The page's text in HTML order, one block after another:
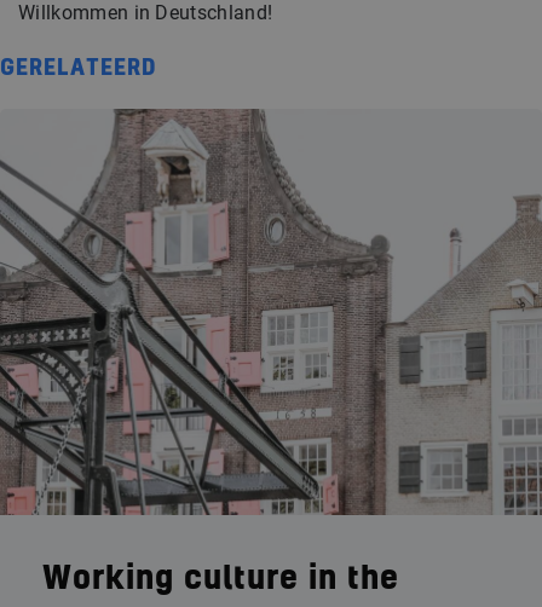
Willkommen in Deutschland!
GERELATEERD
Working culture in the